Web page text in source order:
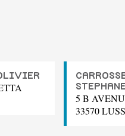
5 B
33570